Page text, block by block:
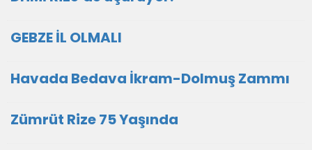
GEBZE İL OLMALI
Havada Bedava İkram-Dolmuş Zammı
Zümrüt Rize 75 Yaşında